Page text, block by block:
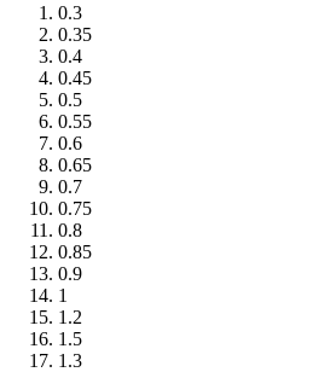
0.3
0.35
0.4
0.45
0.5
0.55
0.6
0.65
0.7
0.75
0.8
0.85
0.9
1
1.2
1.5
1.3